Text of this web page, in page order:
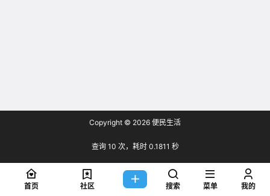
Copyright © 2026 便民生活
查询 10 次，耗时 0.1811 秒
首页 社区 搜索 菜单 我的